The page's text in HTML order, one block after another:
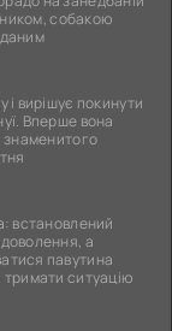
собакою
і вирішує покинути
Вперше вона
знаменитого
встановлений
а
павутина
тримати ситуацію